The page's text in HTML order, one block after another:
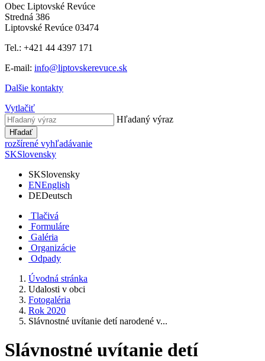
Obec Liptovské Revúce
Stredná 386
Liptovské Revúce 03474
Tel.: +421 44 4397 171
E-mail: info@liptovskerevuce.sk
Dalšie kontakty
Vytlačiť
Hľadaný výraz
Hľadať
rozšírené vyhľadávanie
SKSlovensky
SKSlovensky
ENEnglish
DEDeutsch
Tlačivá
Formuláre
Galéria
Organizácie
Odpady
Úvodná stránka
Udalosti v obci
Fotogaléria
Rok 2020
Slávnostné uvítanie detí narodené v...
Slávnostné uvítanie detí